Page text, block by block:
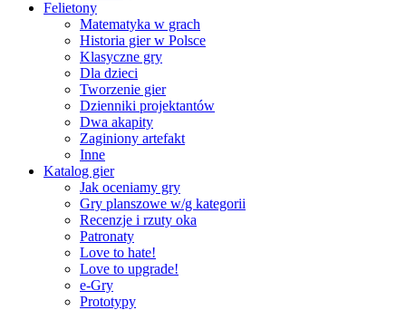
Felietony
Matematyka w grach
Historia gier w Polsce
Klasyczne gry
Dla dzieci
Tworzenie gier
Dzienniki projektantów
Dwa akapity
Zaginiony artefakt
Inne
Katalog gier
Jak oceniamy gry
Gry planszowe w/g kategorii
Recenzje i rzuty oka
Patronaty
Love to hate!
Love to upgrade!
e-Gry
Prototypy